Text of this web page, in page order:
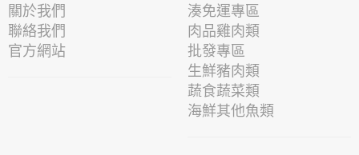
關於我們
聯絡我們
官方網站
湊免運專區
肉品雞肉類
批發專區
生鮮豬肉類
蔬食蔬菜類
海鮮其他魚類